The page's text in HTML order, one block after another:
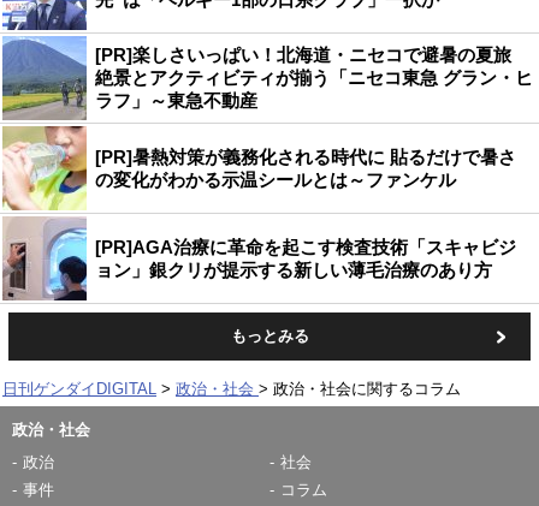
[PR]楽しさいっぱい！北海道・ニセコで避暑の夏旅
絶景とアクティビティが揃う「ニセコ東急 グラン・ヒ
ラフ」～東急不動産
[PR]暑熱対策が義務化される時代に 貼るだけで暑さ
の変化がわかる示温シールとは～ファンケル
[PR]AGA治療に革命を起こす検査技術「スキャビジ
ョン」銀クリが提示する新しい薄毛治療のあり方
もっとみる
日刊ゲンダイDIGITAL 政治・社会 政治・社会に関するコラム
政治・社会
政治
社会
事件
コラム